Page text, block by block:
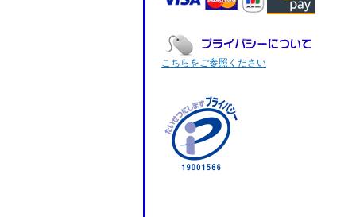
こちらをご参照ください